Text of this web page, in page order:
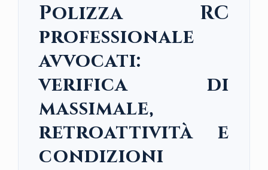
Polizza RC
professionale
avvocati:
verifica di
massimale,
retroattività e
condizioni